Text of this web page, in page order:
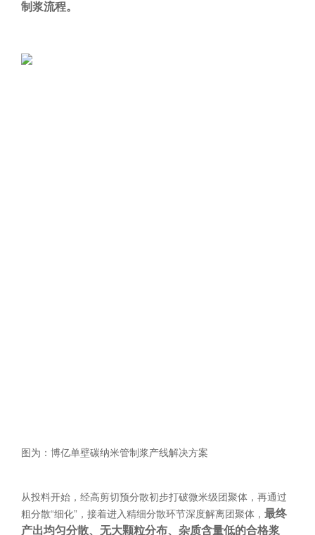
制浆流程。
图为：博亿单壁碳纳米管制浆产线解决方案
从投料开始，经高剪切预分散初步打破微米级团聚体，再通过
粗分散“细化”，接着进入精细分散环节深度解离团聚体， 最终
产出均匀分散、无大颗粒分布、杂质含量低的合格浆